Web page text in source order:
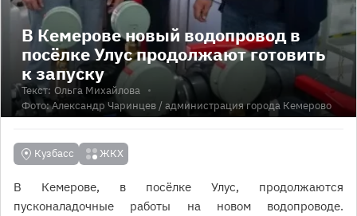
В Кемерове новый водопровод в
посёлке Улус продолжают готовить
к запуску
Текст: Ольга Михайлова
Фото:Александр Чаринцев / администрация города Кемерово
Кузбасс ЖКХ
В Кемерове, в посёлке Улус, продолжаются
пусконаладочные работы на новом водопроводе.